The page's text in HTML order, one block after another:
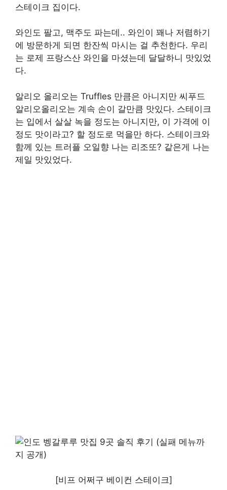
스테이크 집이다.
와인도 팔고, 맥주도 파는데.. 와인이 꽤나 저렴하기
에 방문하게 되면 한잔씩 마시는 걸 추천한다. 우리
는 로제 프랑스산 와인을 마셨는데 달달하니 맛있었
다.
알리오 올리오는 Truffles 만큼은 아니지만 씨푸드
알리오올리오는 계속 손이 갈만큼 맛있다. 스테이크
는 입에서 살살 녹을 정도는 아니지만, 이 가격에 이
정도 맛이라고? 할 정도로 먹을만 하다. 스테이크와
함께 있는 트러플 오일향 나는 리조또? 같은게 나는
제일 맛있었다.
[비프 어쩌구 베이컨 스테이크]